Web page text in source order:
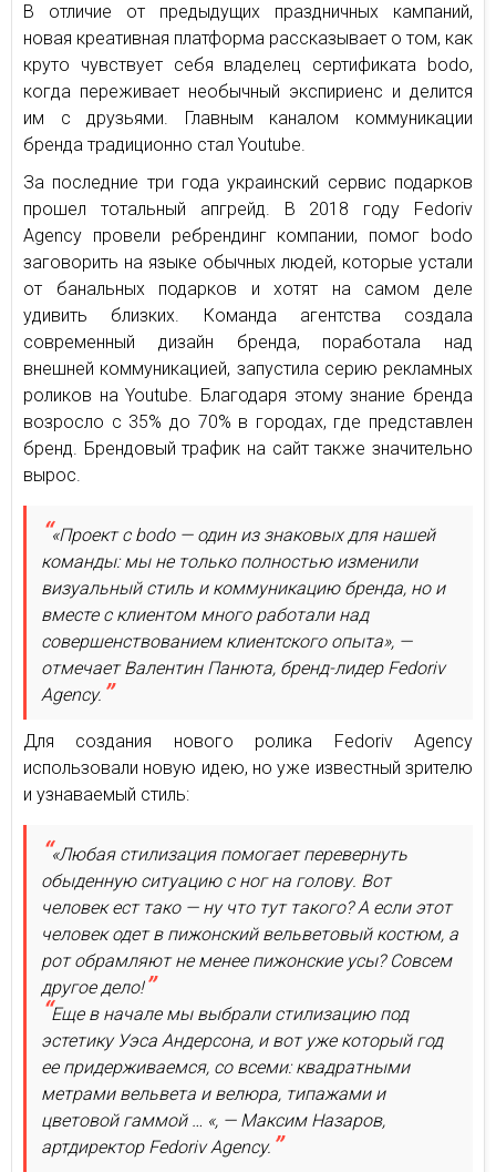
В отличие от предыдущих праздничных кампаний,
новая креативная платформа рассказывает о том, как
круто чувствует себя владелец сертификата bodo,
когда переживает необычный экспириенс и делится
им с друзьями. Главным каналом коммуникации
бренда традиционно стал Youtube.
За последние три года украинский сервис подарков
прошел тотальный апгрейд. В 2018 году Fedoriv
Agency провели ребрендинг компании, помог bodo
заговорить на языке обычных людей, которые устали
от банальных подарков и хотят на самом деле
удивить близких. Команда агентства создала
современный дизайн бренда, поработала над
внешней коммуникацией, запустила серию рекламных
роликов на Youtube. Благодаря этому знание бренда
возросло с 35% до 70% в городах, где представлен
бренд. Брендовый трафик на сайт также значительно
вырос.
«Проект с bodo — один из знаковых для нашей
команды: мы не только полностью изменили
визуальный стиль и коммуникацию бренда, но и
вместе с клиентом много работали над
совершенствованием клиентского опыта», —
отмечает Валентин Панюта, бренд-лидер Fedoriv
Agency.
Для создания нового ролика Fedoriv Agency
использовали новую идею, но уже известный зрителю
и узнаваемый стиль:
«Любая стилизация помогает перевернуть
обыденную ситуацию с ног на голову. Вот
человек ест тако — ну что тут такого? А если этот
человек одет в пижонский вельветовый костюм, а
рот обрамляют не менее пижонские усы? Совсем
другое дело!
Еще в начале мы выбрали стилизацию под
эстетику Уэса Андерсона, и вот уже который год
ее придерживаемся, со всеми: квадратными
метрами вельвета и велюра, типажами и
цветовой гаммой … «, — Максим Назаров,
артдиректор Fedoriv Agency.